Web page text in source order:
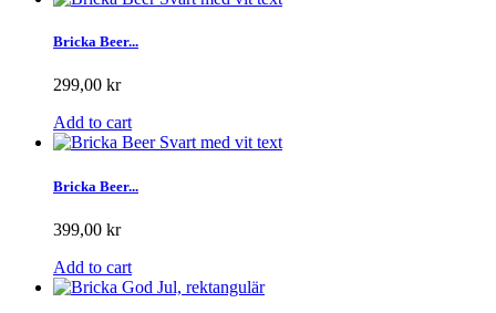
Bricka Beer...
299,00 kr
Add to cart
Bricka Beer...
399,00 kr
Add to cart